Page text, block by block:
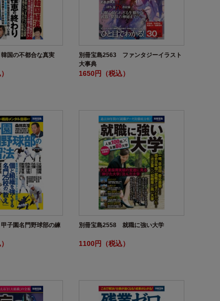
国の不都合な真実
別冊宝島2563 ファンタジーイラスト
大事典
1650円（税込）
子園名門野球部の練
別冊宝島2558 就職に強い大学
1100円（税込）